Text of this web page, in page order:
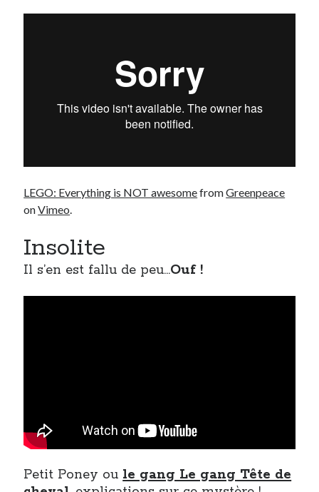
LEGO: Everything is NOT awesomefromGreenpeace
onVimeo.
Insolite
Il s’en est fallu de peu…Ouf !
Petit Poney ou le gang Le gang Tête de